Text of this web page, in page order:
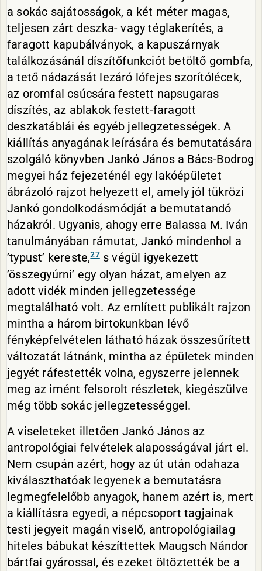
a sokác sajátosságok, a két méter magas,
teljesen zárt deszka- vagy téglakerítés, a
faragott kapubálványok, a kapuszárnyak
találkozásánál díszítőfunkciót betöltő gombfa,
a tető nádazását lezáró lófejes szorítólécek,
az oromfal csúcsára festett napsugaras
díszítés, az ablakok festett-faragott
deszkatáblái és egyéb jellegzetességek. A
kiállítás anyagának leírására és bemutatására
szolgáló könyvben Jankó János a Bács-Bodrog
megyei ház fejezeténél egy lakóépületet
ábrázoló rajzot helyezett el, amely jól tükrözi
Jankó gondolkodásmódját a bemutatandó
házakról. Ugyanis, ahogy erre Balassa M. Iván
tanulmányában rámutat, Jankó mindenhol a
’typust’ kereste,27s végül igyekezett
’összegyúrni’ egy olyan házat, amelyen az
adott vidék minden jellegzetessége
megtalálható volt. Az említett publikált rajzon
mintha a három birtokunkban lévő
fényképfelvételen látható házak összesűrített
változatát látnánk, mintha az épületek minden
jegyét ráfestették volna, egyszerre jelennek
meg az imént felsorolt részletek, kiegészülve
még több sokác jellegzetességgel.
A viseleteket illetően Jankó János az
antropológiai felvételek alaposságával járt el.
Nem csupán azért, hogy az út után odahaza
kiválaszthatóak legyenek a bemutatásra
legmegfelelőbb anyagok, hanem azért is, mert
a kiállításra egyedi, a népcsoport tagjainak
testi jegyeit magán viselő, antropológiailag
hiteles bábukat készíttettek Maugsch Nándor
bártfai gyárossal, és ezeket öltöztették be a